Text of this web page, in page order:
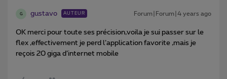
G gustavo AUTEUR Forum|Forum|4 years ago
OK merci pour toute ses précision,voila je sui passer sur le
flex ,effectivement je perd l’application favorite ,mais je
reçois 20 giga d’internet mobile